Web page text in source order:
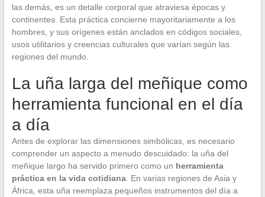
las demás, es un detalle corporal que atraviesa épocas y
continentes. Esta práctica concierne mayoritariamente a los
hombres, y sus orígenes están anclados en códigos sociales,
usos utilitarios y creencias culturales que varían según las
regiones del mundo.
La uña larga del meñique como
herramienta funcional en el día
a día
Antes de explorar las dimensiones simbólicas, es necesario
comprender un aspecto a menudo descuidado: la uña del
meñique largo ha servido primero como un herramienta
práctica en la vida cotidiana. En varias regiones de Asia y
África, esta uña reemplaza pequeños instrumentos del día a